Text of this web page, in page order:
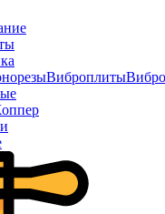
Виброплиты